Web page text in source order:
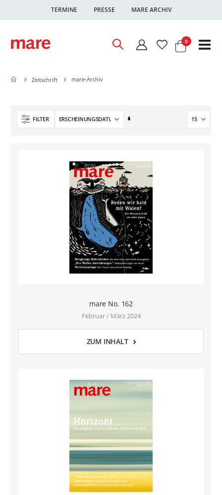
TERMINE PRESSE MARE ARCHIV
Warenkorb
0Artikel
Zeitschrift mare-Archiv
FILTER
In
mare No. 162
Februar / März 2024
ZUM INHALT